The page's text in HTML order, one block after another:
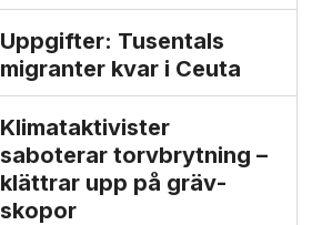
Uppgifter: Tusentals
migranter kvar i Ceuta
Klimat­aktivister
saboterar torv­brytning –
klättrar upp på gräv­
skopor